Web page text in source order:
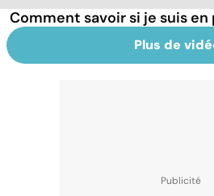
Comment savoir si je suis
Plus de